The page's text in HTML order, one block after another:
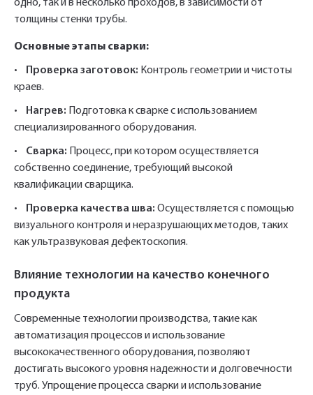
одно, так и в несколько проходов, в зависимости от
толщины стенки трубы.
Основные этапы сварки:
• Проверка заготовок: Контроль геометрии и чистоты
краев.
• Нагрев: Подготовка к сварке с использованием
специализированного оборудования.
• Сварка: Процесс, при котором осуществляется
собственно соединение, требующий высокой
квалификации сварщика.
• Проверка качества шва: Осуществляется с помощью
визуального контроля и неразрушающих методов, таких
как ультразвуковая дефектоскопия.
Влияние технологии на качество конечного
продукта
Современные технологии производства, такие как
автоматизация процессов и использование
высококачественного оборудования, позволяют
достигать высокого уровня надежности и долговечности
труб. Упрощение процесса сварки и использование